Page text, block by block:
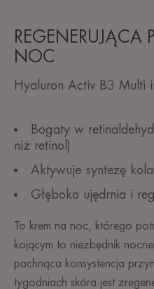
REGENERUJĄCA
NOC
Hyaluron Activ B3 Multi
Bogaty w
niż retinol)
Aktywuje syntezę
Głęboko ujędrnia i
To krem na noc, którego
kojącym to niezbędnik
pachnąca konsystencja
tygodniach skóra jest